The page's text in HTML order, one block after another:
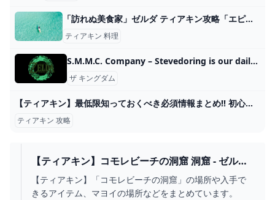
「訪れぬ美食家」ゼルダ ティアキン攻略「エピソードチャレンジ編」【ゼルダの伝説ティアーズオブザキングダム攻略】 GameGamingGames
ティアキン 料理
S.M.M.C. Company – Stevedoring is our daily job
ザ キングダム
【ティアキン】最低限知っておくべき必須情報まとめ!! 初心者・中級者・上級者別に紹介!!!【ティアーズオブザキングダム】 - YouTube
ティアキン 攻略
【ティアキン】コモレビーチの洞窟 洞窟 - ゼルダ
の伝説 ティアーズオブザキングダム 攻略WIKI テ
ィアキン ： ヘイグ攻略まとめWIKI
【ティアキン】「コモレビーチの洞窟」の場所や入手で
きるアイテム、マヨイの場所などをまとめています。